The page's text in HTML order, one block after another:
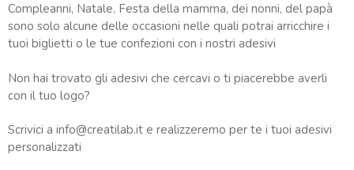
Compleanni, Natale, Festa della mamma, dei nonni, del papà
sono solo alcune delle occasioni nelle quali potrai arricchire i
tuoi biglietti o le tue confezioni con i nostri adesivi
Non hai trovato gli adesivi che cercavi o ti piacerebbe averli
con il tuo logo?
Scrivici a info@creatilab.it e realizzeremo per te i tuoi adesivi
personalizzati